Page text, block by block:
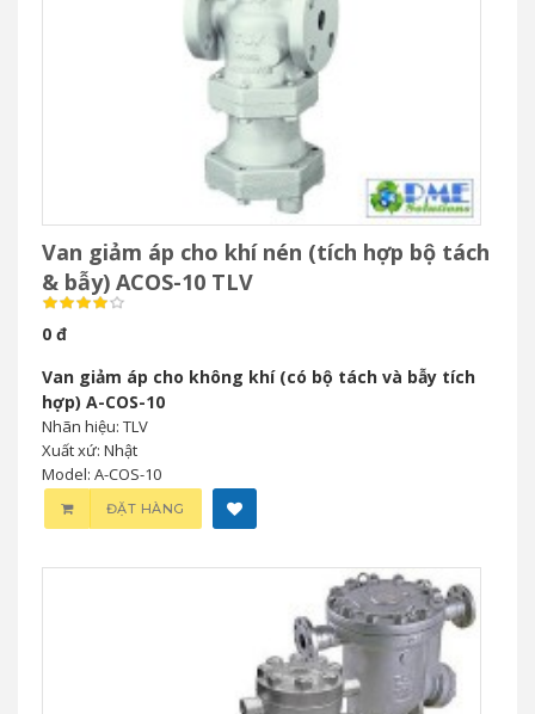
Van giảm áp cho khí nén (tích hợp bộ tách
& bẫy) ACOS-10 TLV
0 đ
Van giảm áp cho không khí (có bộ tách và bẫy tích
hợp) A-COS-10
Nhãn hiệu: TLV
Xuất xứ: Nhật
Model: A-COS-10
ĐẶT HÀNG